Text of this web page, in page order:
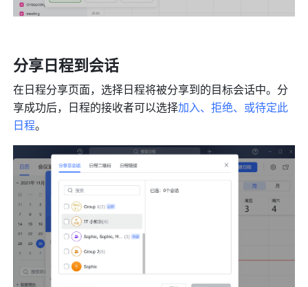
分享日程到会话
在日程分享页面，选择日程将被分享到的目标会话中。分
享成功后，日程的接收者可以选择加入、拒绝、或待定此
日程。